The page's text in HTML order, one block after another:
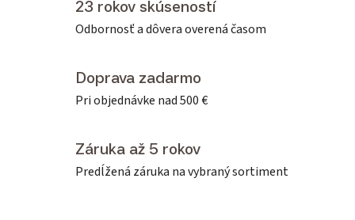
23 rokov skúseností
Odbornosť a dôvera overená časom
Doprava zadarmo
Pri objednávke nad 500 €
Záruka až 5 rokov
Predĺžená záruka na vybraný sortiment